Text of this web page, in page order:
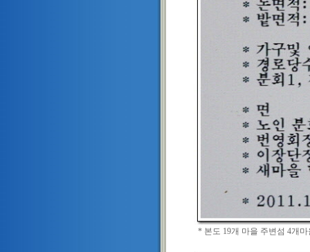
* 본도 19개 마을 주변섬 4개